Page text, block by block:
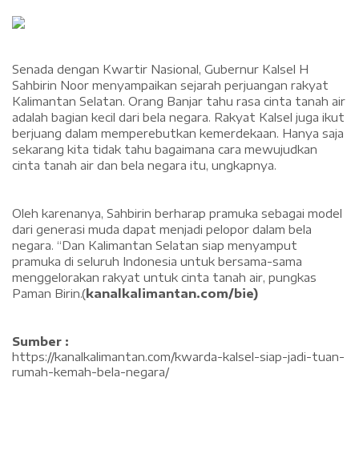
Senada dengan Kwartir Nasional, Gubernur Kalsel H
Sahbirin Noor menyampaikan sejarah perjuangan rakyat
Kalimantan Selatan. Orang Banjar tahu rasa cinta tanah air
adalah bagian kecil dari bela negara. Rakyat Kalsel juga ikut
berjuang dalam memperebutkan kemerdekaan. Hanya saja
sekarang kita tidak tahu bagaimana cara mewujudkan
cinta tanah air dan bela negara itu, ungkapnya.
Oleh karenanya, Sahbirin berharap pramuka sebagai model
dari generasi muda dapat menjadi pelopor dalam bela
negara. “Dan Kalimantan Selatan siap menyamput
pramuka di seluruh Indonesia untuk bersama-sama
menggelorakan rakyat untuk cinta tanah air, pungkas
Paman Birin.(kanalkalimantan.com/bie)
Sumber :
https://kanalkalimantan.com/kwarda-kalsel-siap-jadi-tuan-
rumah-kemah-bela-negara/